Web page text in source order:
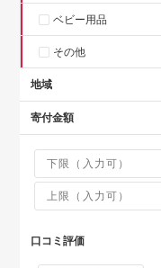
ベビー用品
その他
地域
寄付金額
口コミ評価